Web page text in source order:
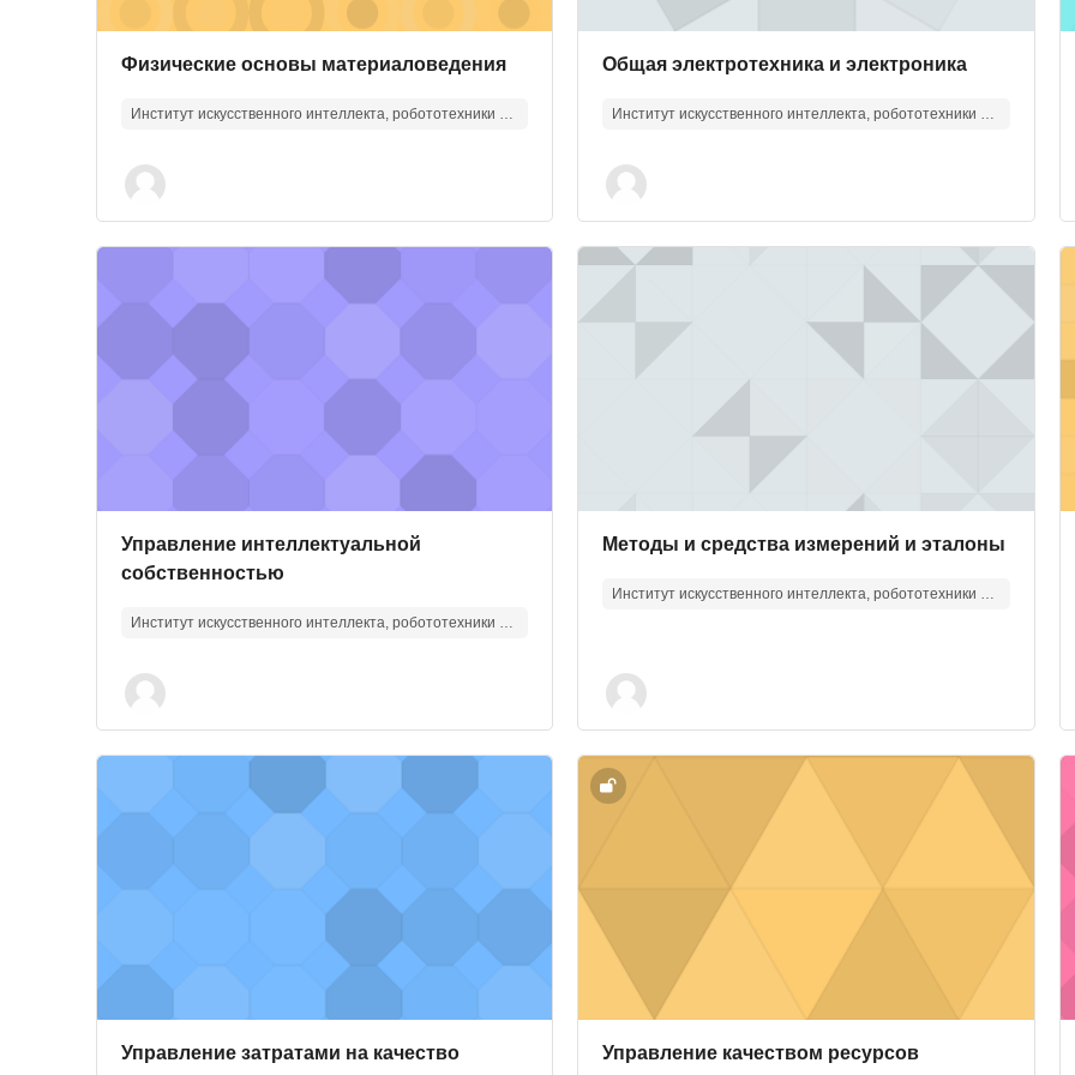
Изображение курса
Название курса
Физические основы материаловедения
Институт искусственного интеллекта, робототехники и системной инженерии
Изображение курса
Название курса
Общая электротехника и электроника
Институт искусственного интеллекта, робототехники и системной инженерии
Изображение курса" Управление интеллектуальной собственностью
Изображение курса
Название курса
Управление интеллектуальной
собственностью
Институт искусственного интеллекта, робототехники и системной инженерии
Изображение курса" Методы и средства измерений и
Изображение курса
Название курса
Методы и средства измерений и эталоны
Институт искусственного интеллекта, робототехники и системной инженерии
Изображение курса" Управление затратами на качество
Изображение курса
Название курса
Управление затратами на качество
Изображение курса" Управление качеством ресурсов
Изображение курса
Название курса
Управление качеством ресурсов